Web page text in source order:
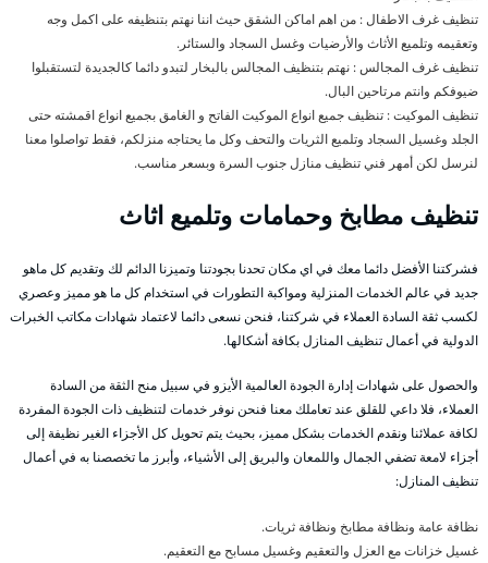
تنظيف غرف الاطفال : من اهم اماكن الشقق حيث اننا نهتم بتنظيفه على اكمل وجه
وتعقيمه وتلميع الأثاث والأرضيات وغسل السجاد والستائر.
تنظيف غرف المجالس : نهتم بتنظيف المجالس بالبخار لتبدو دائما كالجديدة لتستقبلوا
ضيوفكم وانتم مرتاحين البال.
تنظيف الموكيت : تنظيف جميع انواع الموكيت الفاتح و الغامق بجميع انواع اقمشته حتى
الجلد وغسيل السجاد وتلميع الثريات والتحف وكل ما يحتاجه منزلكم، فقط تواصلوا معنا
لنرسل لكن أمهر فني تنظيف منازل جنوب السرة وبسعر مناسب.
تنظيف مطابخ وحمامات وتلميع اثاث
فشركتنا الأفضل دائما معك في اي مكان تحدنا بجودتنا وتميزنا الدائم لك وتقديم كل ماهو
جديد في عالم الخدمات المنزلية ومواكبة التطورات في استخدام كل ما هو مميز وعصري
لكسب ثقة السادة العملاء في شركتنا، فنحن نسعى دائما لاعتماد شهادات مكاتب الخبرات
الدولية في أعمال تنظيف المنازل بكافة أشكالها.
والحصول على شهادات إدارة الجودة العالمية الأيزو في سبيل منح الثقة من السادة
العملاء، فلا داعي للقلق عند تعاملك معنا فنحن نوفر خدمات لتنظيف ذات الجودة المفردة
لكافة عملائنا ونقدم الخدمات بشكل مميز، بحيث يتم تحويل كل الأجزاء الغير نظيفة إلى
أجزاء لامعة تضفي الجمال واللمعان والبريق إلى الأشياء، وأبرز ما تخصصنا به في أعمال
تنظيف المنازل:
نظافة عامة ونظافة مطابخ ونظافة ثريات.
غسيل خزانات مع العزل والتعقيم وغسيل مسابح مع التعقيم.